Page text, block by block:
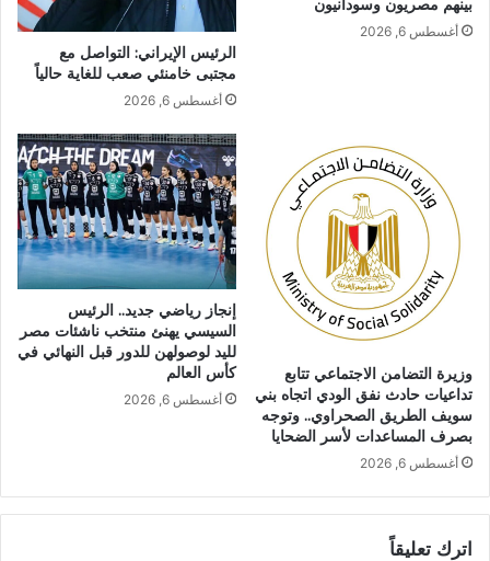
بينهم مصريون وسودانيون
أغسطس 6, 2026
الرئيس الإيراني: التواصل مع
مجتبى خامنئي صعب للغاية حالياً
أغسطس 6, 2026
وزيرة التضامن الاجتماعي تتابع
تداعيات حادث نفق الودي اتجاه بني
سويف الطريق الصحراوي.. وتوجه
بصرف المساعدات لأسر الضحايا
أغسطس 6, 2026
إنجاز رياضي جديد.. الرئيس
السيسي يهنئ منتخب ناشئات مصر
لليد لوصولهن للدور قبل النهائي في
كأس العالم
أغسطس 6, 2026
اترك تعليقاً